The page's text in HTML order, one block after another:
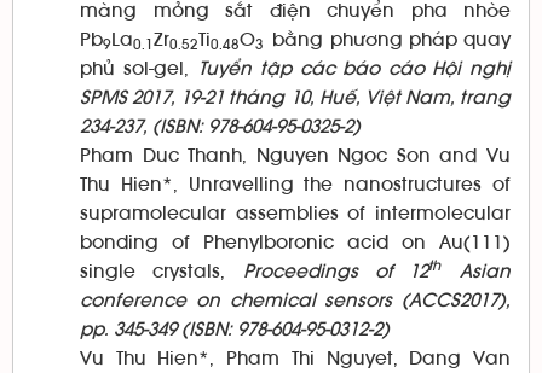
màng mỏng sắt điện chuyển pha nhòe
Pb9 La0.1 Zr0.52Ti0.48O3
bằng phương pháp quay
phủ sol-gel,
Tuyển tập các báo cáo Hội nghị
SPMS 2017, 19-21 tháng 10, Huế, Việt Nam, trang
234-237, (ISBN: 978-604-95-0325-2)
Pham Duc Thanh, Nguyen Ngoc Son and Vu
Thu Hien*, Unravelling the nanostructures of
supramolecular assemblies of intermolecular
bonding of Phenylboronic acid on Au(111)
single crystals, Proceedings of 12thAsian
conference on chemical sensors (ACCS2017),
pp. 345-349 (ISBN: 978-604-95-0312-2)
Vu Thu Hien*, Pham Thi Nguyet, Dang Van